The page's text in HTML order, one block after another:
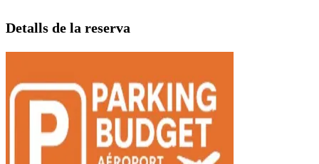
Detalls de la reserva